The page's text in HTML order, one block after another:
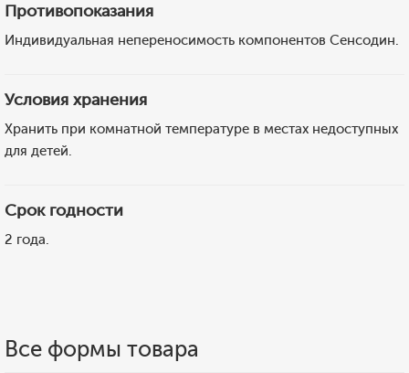
Противопоказания
Индивидуальная непереносимость компонентов Сенсодин.
Условия хранения
Хранить при комнатной температуре в местах недоступных
для детей.
Срок годности
2 года.
Все формы товара